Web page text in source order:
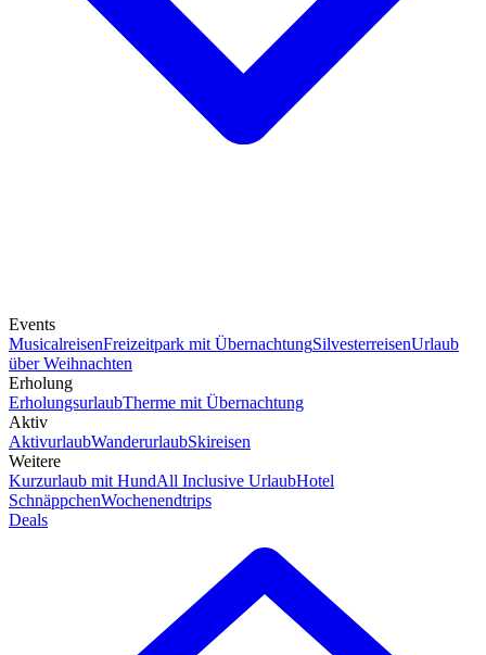
Events
MusicalreisenFreizeitpark mit ÜbernachtungSilvesterreisenUrlaub
über Weihnachten
Erholung
ErholungsurlaubTherme mit Übernachtung
Aktiv
AktivurlaubWanderurlaubSkireisen
Weitere
Kurzurlaub mit HundAll Inclusive UrlaubHotel
SchnäppchenWochenendtrips
Deals